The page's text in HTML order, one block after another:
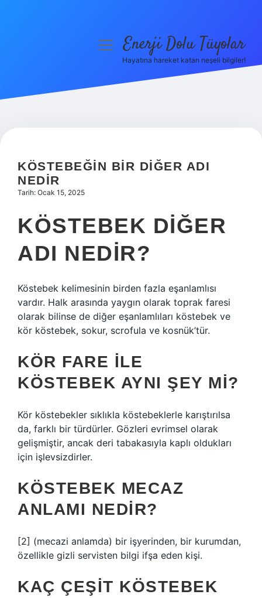
Hakkımızda
menüyüEnerji Dolu Tüyolar
Hayatına hareket katan neşeli bilgiler!
KÖSTEBEĞIN BIR DIĞER ADI
NEDIR
Tarih: Ocak 15, 2025
KÖSTEBEK DIĞER
ADI NEDIR?
Köstebek kelimesinin birden fazla eşanlamlısı
vardır. Halk arasında yaygın olarak toprak faresi
olarak bilinse de diğer eşanlamlıları köstebek ve
kör köstebek, sokur, scrofula ve kosnük’tür.
KÖR FARE ILE
KÖSTEBEK AYNI ŞEY MI?
Kör köstebekler sıklıkla köstebeklerle karıştırılsa
da, farklı bir türdürler. Gözleri evrimsel olarak
gelişmiştir, ancak deri tabakasıyla kaplı oldukları
için işlevsizdirler.
KÖSTEBEK MECAZ
ANLAMI NEDIR?
[2] (mecazi anlamda) bir işyerinden, bir kurumdan,
özellikle gizli servisten bilgi ifşa eden kişi.
KAÇ ÇEŞIT KÖSTEBEK